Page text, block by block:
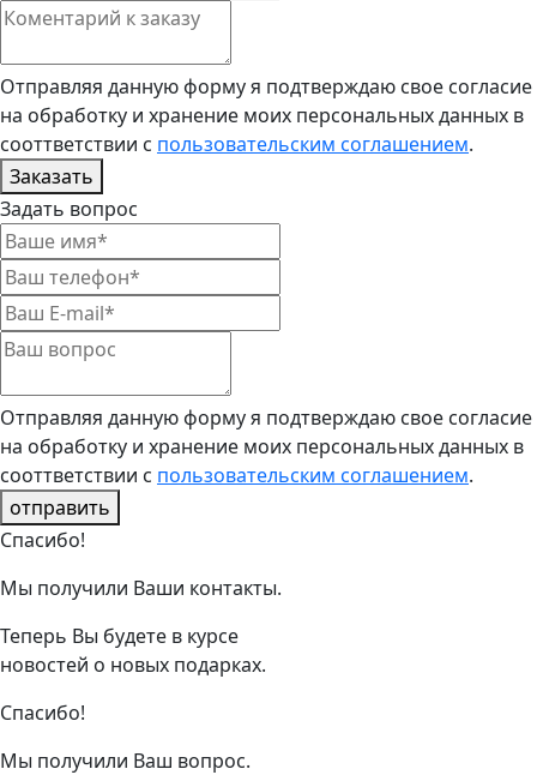
Отправляя данную форму я подтверждаю свое согласие
на обработку и хранение моих персональных данных в
сооттветствии с пользовательским соглашением.
Заказать
Задать вопрос
Отправляя данную форму я подтверждаю свое согласие
на обработку и хранение моих персональных данных в
сооттветствии с пользовательским соглашением.
отправить
Спасибо!
Мы получили Ваши контакты.
Теперь Вы будете в курсе
новостей о новых подарках.
Спасибо!
Мы получили Ваш вопрос.